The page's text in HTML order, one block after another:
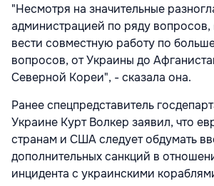
"Несмотря на значительные
администрацией по ряду
вести совместную работу по
вопросов, от Украины до
Северной Кореи", - сказала она.
Ранее спецпредставитель
Украине Курт Волкер заявил, что
странам и США следует обдумать
дополнительных санкций в
инцидента с украинскими